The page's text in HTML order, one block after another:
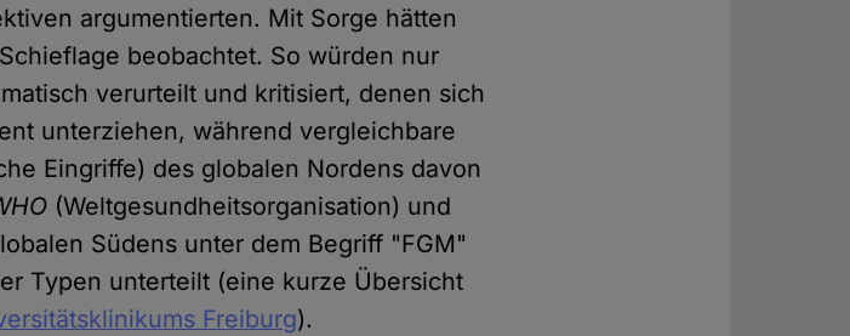
argumentierten. Mit Sorge hätten
beobachtet. So würden nur
verurteilt und kritisiert, denen sich
unterziehen, während vergleichbare
Eingriffe) des globalen Nordens davon
(Weltgesundheitsorganisation) und
Südens unter dem Begriff "FGM"
Typen unterteilt (eine kurze Übersicht
Freiburg).